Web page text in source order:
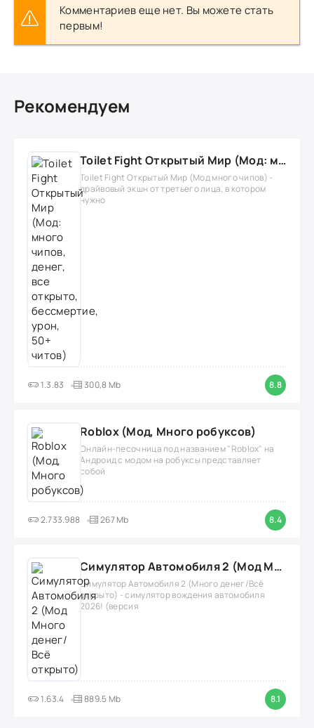
Комментариев еще нет. Вы можете стать
первым!
Рекомендуем
Toilet Fight Открытый Мир (Мод: много чипов, денег, все открыто, бессмертие, урон, 50+ читов)
Toilet Fight Открытый Мир (Мод много чипов) -
драйвовый экшн от третьего лица, в котором
нужно
1.3.83 300,8 Mb 8.8
Roblox (Мод, Много робуксов)
Онлайн-песочница под названием "Roblox" на
Андроид с модом на робуксы представляет
собой
2.733.988 267 Mb 8.4
Симулятор Автомобиля 2 (Мод Много денег/Всё открыто)
Симулятор Автомобиля 2 (Много денег/Всё
открыто) - симулятор вождения автомобиля
2026! (версия
1.63.4 889.5 Mb 8.1